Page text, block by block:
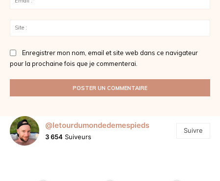
Enregistrer mon nom, email et site web dans ce navigateur
pour la prochaine fois que je commenterai.
@letourdumondedemespieds
3 654 Suiveurs
Suivre